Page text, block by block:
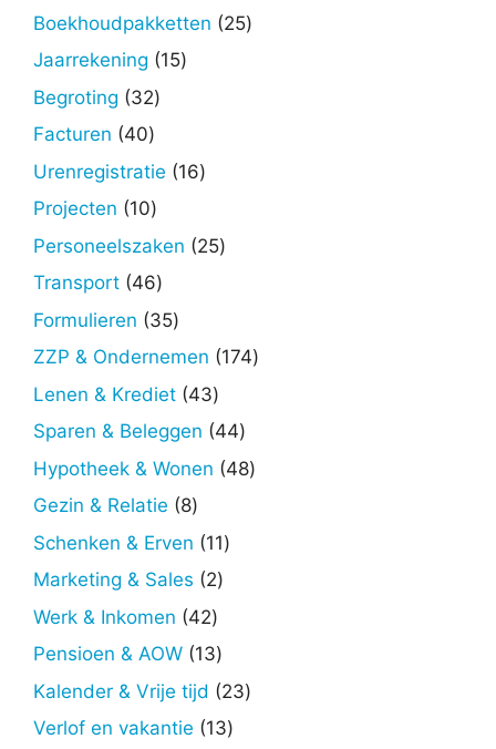
Boekhoudpakketten 2525
Jaarrekening 1515
Begroting 3232
Facturen 4040
producten
Urenregistratie 1616
Projecten 1010
producten
Personeelszaken 2525
Transport 4646
producten
Formulieren 3535
producten
ZZP & Ondernemen 174174
Lenen & Krediet 4343
producten
Sparen & Beleggen 4444
producten
Hypotheek & Wonen 4848
Gezin & Relatie 88
producten
Schenken & Erven 1111
Marketing & Sales 22
Werk & Inkomen 4242
producten
Pensioen & AOW 1313
producten
Kalender & Vrije tijd 2323
Verlof en vakantie 1313